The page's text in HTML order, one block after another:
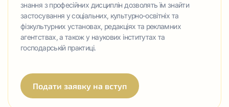
знання з професійних дисциплін дозволять їм знайти
застосування у соціальних, культурно-освітніх та
фізкультурних установах, редакціях та рекламних
агентствах, а також у наукових інститутах та
господарській практиці.
Подати заявку на вступ